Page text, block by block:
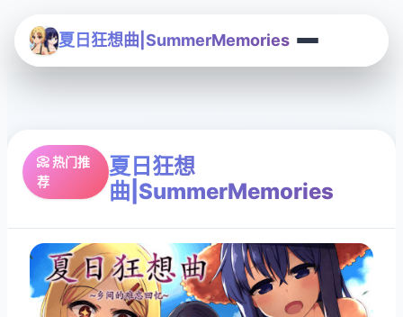
夏日狂想曲|SummerMemories
📀 热门推
荐
夏日狂想
曲|SummerMemories